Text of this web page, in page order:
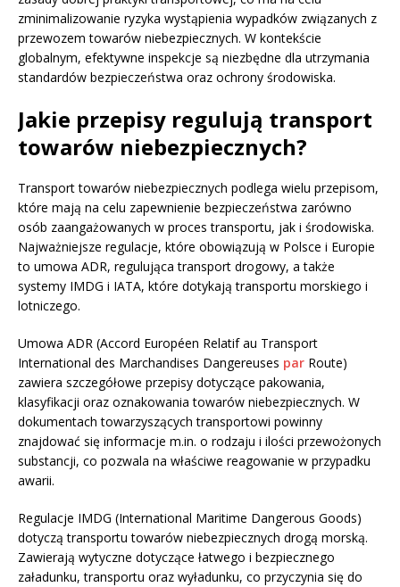
zminimalizowanie ryzyka wystąpienia wypadków związanych z
przewozem towarów niebezpiecznych. W kontekście
globalnym, efektywne inspekcje są niezbędne dla utrzymania
standardów bezpieczeństwa oraz ochrony środowiska.
Jakie przepisy regulują transport
towarów niebezpiecznych?
Transport towarów niebezpiecznych podlega wielu przepisom,
które mają na celu zapewnienie bezpieczeństwa zarówno
osób zaangażowanych w proces transportu, jak i środowiska.
Najważniejsze regulacje, które obowiązują w Polsce i Europie
to umowa ADR, regulująca transport drogowy, a także
systemy IMDG i IATA, które dotykają transportu morskiego i
lotniczego.
Umowa ADR (Accord Européen Relatif au Transport
International des Marchandises Dangereuses par Route)
zawiera szczegółowe przepisy dotyczące pakowania,
klasyfikacji oraz oznakowania towarów niebezpiecznych. W
dokumentach towarzyszących transportowi powinny
znajdować się informacje m.in. o rodzaju i ilości przewożonych
substancji, co pozwala na właściwe reagowanie w przypadku
awarii.
Regulacje IMDG (International Maritime Dangerous Goods)
dotyczą transportu towarów niebezpiecznych drogą morską.
Zawierają wytyczne dotyczące łatwego i bezpiecznego
załadunku, transportu oraz wyładunku, co przyczynia się do